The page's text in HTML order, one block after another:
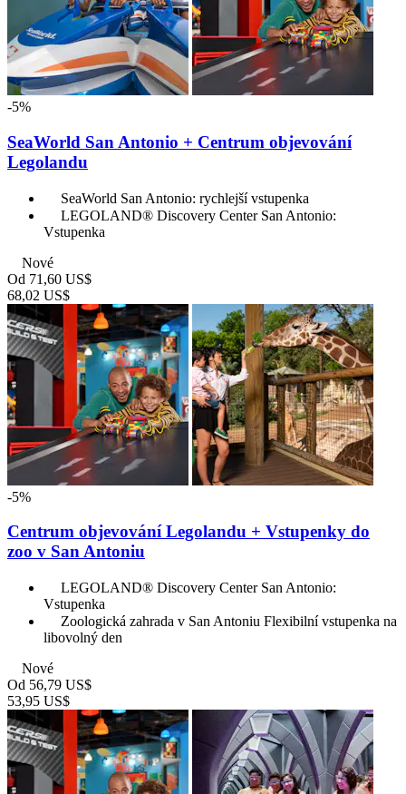
-5%
SeaWorld San Antonio + Centrum objevování
Legolandu
SeaWorld San Antonio: rychlejší vstupenka
LEGOLAND® Discovery Center San Antonio:
Vstupenka
Nové
Od 71,60 US$
68,02 US$
-5%
Centrum objevování Legolandu + Vstupenky do
zoo v San Antoniu
LEGOLAND® Discovery Center San Antonio:
Vstupenka
Zoologická zahrada v San Antoniu Flexibilní vstupenka na
libovolný den
Nové
Od 56,79 US$
53,95 US$